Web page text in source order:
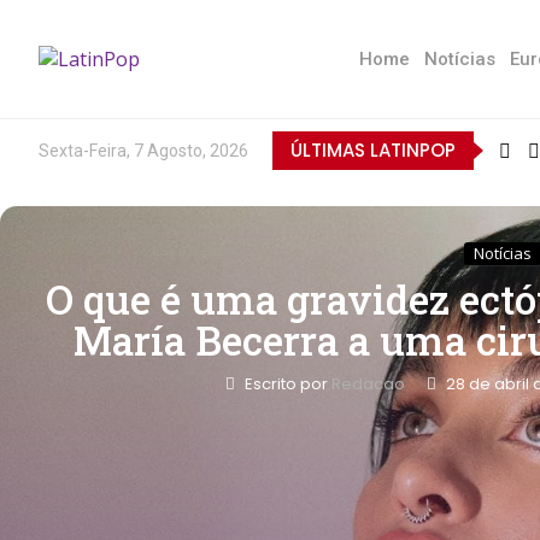
Home Notícias
Sexta-Feira, 7 Agosto, 2026 ÚLTIMAS LATINPOP
Notícias
O que é uma gravidez
María Becerra a uma
Escrito por Redacao 28 de abril